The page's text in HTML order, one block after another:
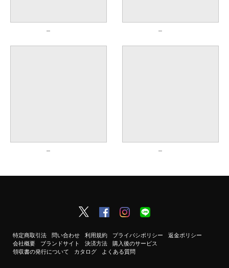
特定商取引法 問い合わせ 利用規約 プライバシポリシー
返金ポリシー
会社概要
ブランドサイト 決済方法
購入後のサービス
領収書の発行について
カタログ よくある質問